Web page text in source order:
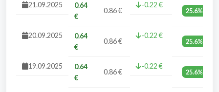
21.09.2025
0.64
€
0.86 €
-0.22 €
25.6%
20.09.2025
0.64
€
0.86 €
-0.22 €
25.6%
19.09.2025
0.64
€
0.86 €
-0.22 €
25.6%